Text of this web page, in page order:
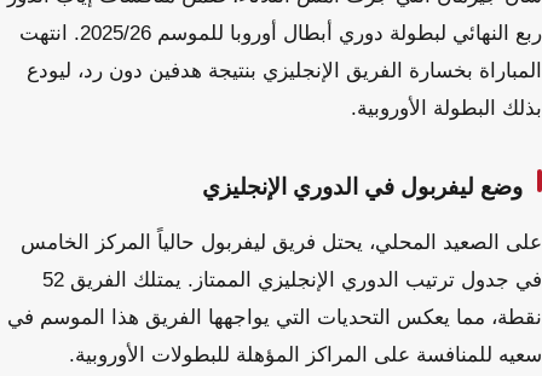
ربع النهائي لبطولة دوري أبطال أوروبا للموسم 2025/26. انتهت
المباراة بخسارة الفريق الإنجليزي بنتيجة هدفين دون رد، ليودع
بذلك البطولة الأوروبية.
وضع ليفربول في الدوري الإنجليزي
على الصعيد المحلي، يحتل فريق ليفربول حالياً المركز الخامس
في جدول ترتيب الدوري الإنجليزي الممتاز. يمتلك الفريق 52
نقطة، مما يعكس التحديات التي يواجهها الفريق هذا الموسم في
سعيه للمنافسة على المراكز المؤهلة للبطولات الأوروبية.